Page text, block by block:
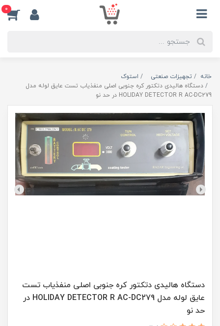
0
خانه تجهیزات صنعتی
استوک
دستگاه هالیدی دتکتور کره جنوبی اصلی منفذیاب تست عایق لوله مدل
HOLIDAY DETECTOR R AC-DC279 در حد نو
دستگاه هالیدی دتکتور کره جنوبی اصلی منفذیاب تست
عایق لوله مدل HOLIDAY DETECTOR R AC-DC279 در
حد نو